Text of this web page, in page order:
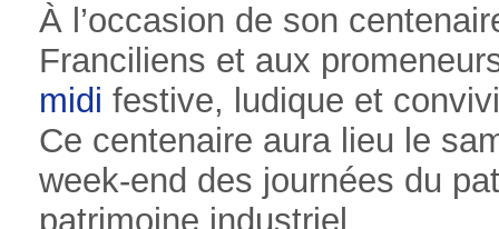
À l’occasion de son
Franciliens et aux
midi festive, ludique et
Ce centenaire aura lieu le
week-end des journées du
patrimoine industriel.